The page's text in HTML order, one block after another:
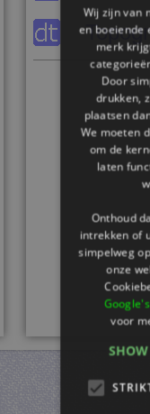
Wij zijn van
en boeiende
merk
Door
drukken,
plaatsen
We moeten
om de
laten
Onthoud
intrekken of
simpelweg
onze
voor